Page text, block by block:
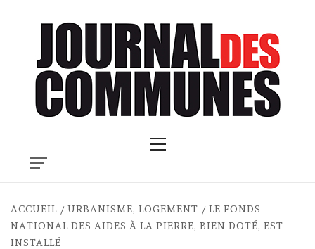
Menu
ACCUEIL URBANISME, LOGEMENT
LE FONDS
NATIONAL DES AIDES À LA PIERRE, BIEN DOTÉ, EST
INSTALLÉ